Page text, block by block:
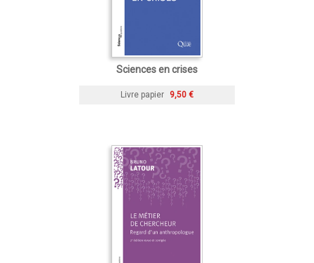
Sciences en crises
Livre papier 9,50 €